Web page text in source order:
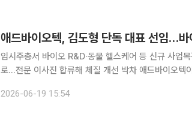
애드바이오텍, 김도형 단독 대표 선임…바
임시주총서 바이오 R&D·동물 헬스케어 등 신규 사업
로…전문 이사진 합류해 체질 개선 박차 애드바이오텍이 비임상 전문가인 김도형 온힐 대표를 새로
텍은 19일 이사회를 개최하고 김도형 온힐 대표이사를
2026-06-19 15:54